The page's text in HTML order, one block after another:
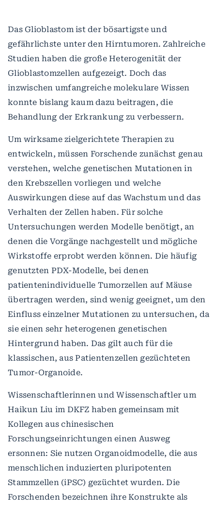
Das Glioblastom ist der bösartigste und
gefährlichste unter den Hirntumoren. Zahlreiche
Studien haben die große Heterogenität der
Glioblastomzellen aufgezeigt. Doch das
inzwischen umfangreiche molekulare Wissen
konnte bislang kaum dazu beitragen, die
Behandlung der Erkrankung zu verbessern.
Um wirksame zielgerichtete Therapien zu
entwickeln, müssen Forschende zunächst genau
verstehen, welche genetischen Mutationen in
den Krebszellen vorliegen und welche
Auswirkungen diese auf das Wachstum und das
Verhalten der Zellen haben. Für solche
Untersuchungen werden Modelle benötigt, an
denen die Vorgänge nachgestellt und mögliche
Wirkstoffe erprobt werden können. Die häufig
genutzten PDX-Modelle, bei denen
patientenindividuelle Tumorzellen auf Mäuse
übertragen werden, sind wenig geeignet, um den
Einfluss einzelner Mutationen zu untersuchen, da
sie einen sehr heterogenen genetischen
Hintergrund haben. Das gilt auch für die
klassischen, aus Patientenzellen gezüchteten
Tumor-Organoide.
Wissenschaftlerinnen und Wissenschaftler um
Haikun Liu im DKFZ haben gemeinsam mit
Kollegen aus chinesischen
Forschungseinrichtungen einen Ausweg
ersonnen: Sie nutzen Organoidmodelle, die aus
menschlichen induzierten pluripotenten
Stammzellen (iPSC) gezüchtet wurden. Die
Forschenden bezeichnen ihre Konstrukte als